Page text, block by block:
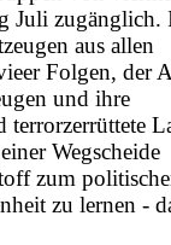
Juli zugänglich.
aus allen
Folgen, der
und ihre
terrorzerrüttete
Wegscheide
zum
zu lernen -